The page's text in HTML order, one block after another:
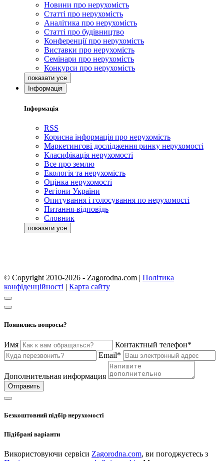
Новини про нерухомість
Статті про нерухомість
Аналітика про нерухомість
Статті про будівництво
Конференції про нерухомість
Виставки про нерухомість
Семінари про нерухомість
Конкурси про нерухомість
Інформація
Інформація
RSS
Корисна інформація про нерухомість
Маркетингові дослідження ринку нерухомості
Класифікація нерухомості
Все про землю
Екологія та нерухомість
Оцінка нерухомості
Регіони України
Опитування і голосування по нерухомості
Питання-відповідь
Словник
© Copyright 2010-2026 - Zagorodna.com | Політика
конфіденційності | Карта сайту
Появились вопросы?
Имя
Контактный телефон*
Email*
Дополнительная информация
Отправить
Безкоштовний підбір нерухомості
Підібрані варіанти
Використовуючи сервіси Zagorodna.com, ви погоджуєтесь з